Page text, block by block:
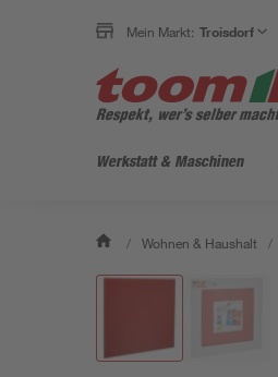
Mein Markt: Troisdorf
Werkstatt & Maschinen
/ Wohnen & Haushalt /